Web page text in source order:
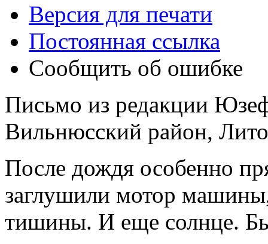
Версия для печати
Постоянная ссылка
Сообщить об ошибке
Письмо из редакции
Вильнюсский район,
После дождя особенно
заглушили мотор
тишины. И еще солнце.